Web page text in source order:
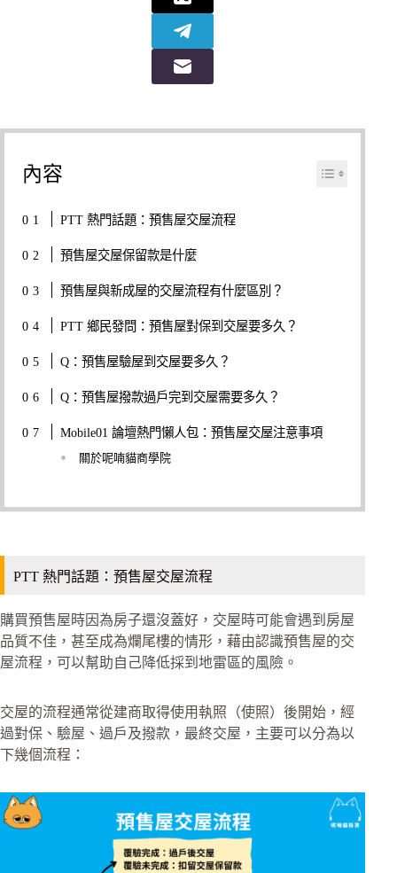
內容
PTT 熱門話題：預售屋交屋流程
預售屋交屋保留款是什麼
預售屋與新成屋的交屋流程有什麼區別？
PTT 鄉民發問：預售屋對保到交屋要多久？
Q：預售屋驗屋到交屋要多久？
Q：預售屋撥款過戶完到交屋需要多久？
Mobile01 論壇熱門懶人包：預售屋交屋注意事項
關於呢喃貓商學院
PTT 熱門話題：預售屋交屋流程
購買預售屋時因為房子還沒蓋好，交屋時可能會遇到房屋
品質不佳，甚至成為爛尾樓的情形，藉由認識預售屋的交
屋流程，可以幫助自己降低採到地雷區的風險。
交屋的流程通常從建商取得使用執照（使照）後開始，經
過對保、驗屋、過戶及撥款，最終交屋，主要可以分為以
下幾個流程：